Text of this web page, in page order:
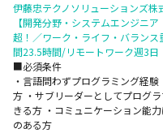
伊藤忠テクノソリューションズ株
【開発分野・システムエンジニ
超！／ワーク・ライフ・バラン
間23.5時間/リモートワーク週3日
■必須条件
・言語問わずプログラミング経
方 ・サブリーダーとしてプログ
きる方 ・コミュニケーション能
のある方